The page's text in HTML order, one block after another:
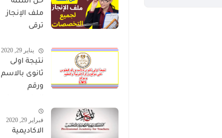
ملف الإنجاز
ترقى
2024 صالح
لجميع
التخصصات
يناير 29, 2020
نتيجة اولى
ثانوى بالاسم
ورقم
موقع وزارة
التربية
فبراير 29, 2020
الاكاديمية